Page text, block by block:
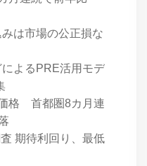
は市場の公正損な
よるPRE活用モデ
格 首都圏8カ月連
期待利回り、最低